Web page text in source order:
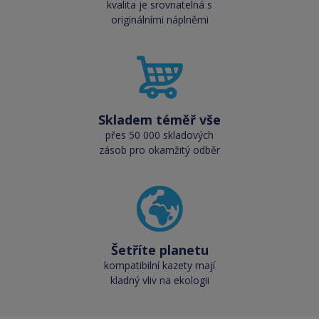
kvalita je srovnatelná s
originálními náplněmi
Skladem téměř vše
přes 50 000 skladových
zásob pro okamžitý odběr
Šetříte planetu
kompatibilní kazety mají
kladný vliv na ekologii